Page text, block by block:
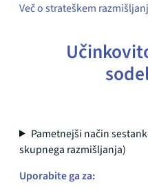
Več o strateškem
Pametnejši način
skupnega razmišljanja)
Uporabite ga za: